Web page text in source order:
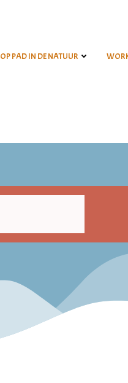
OP PAD IN DE NATUUR